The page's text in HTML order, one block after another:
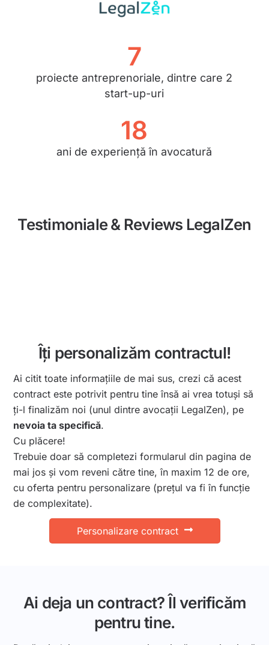
7
proiecte antreprenoriale, dintre care 2
start-up-uri
18
ani de experiență în avocatură
Testimoniale & Reviews LegalZen
Îți personalizăm contractul!
Ai citit toate informațiile de mai sus, crezi că acest
contract este potrivit pentru tine însă ai vrea totuși să
ți-l finalizăm noi (unul dintre avocații LegalZen), pe
nevoia ta specifică.
Cu plăcere!
Trebuie doar să completezi formularul din pagina de
mai jos și vom reveni către tine, în maxim 12 de ore,
cu oferta pentru personalizare (prețul va fi în funcție
de complexitate).
Personalizare contract
Ai deja un contract? Îl verificăm
pentru tine.